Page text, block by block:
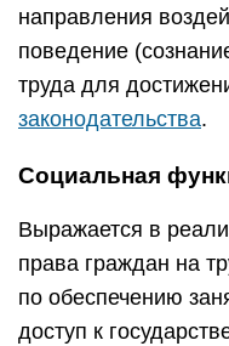
направления
поведение
труда для
законодательства.
Социальная
Выражается в
права граждан на
по обеспечению
доступ к